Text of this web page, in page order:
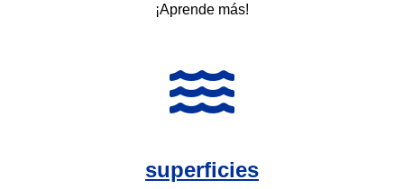
¡Aprende más!
superficies